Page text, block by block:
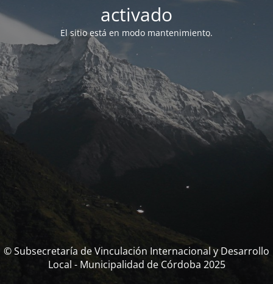
activado
El sitio está en modo mantenimiento.
© Subsecretaría de Vinculación Internacional y Desarrollo
Local - Municipalidad de Córdoba 2025